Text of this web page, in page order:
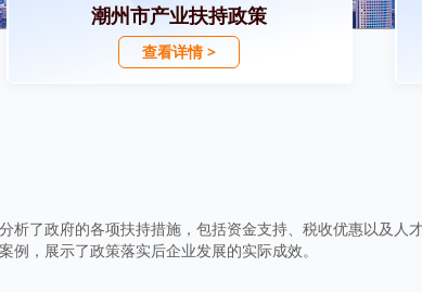
潮州市产业扶持政策
查看详情 >
析了政府的各项扶持措施，包括资金支持、税收优惠以及人
，展示了政策落实后企业发展的实际成效。